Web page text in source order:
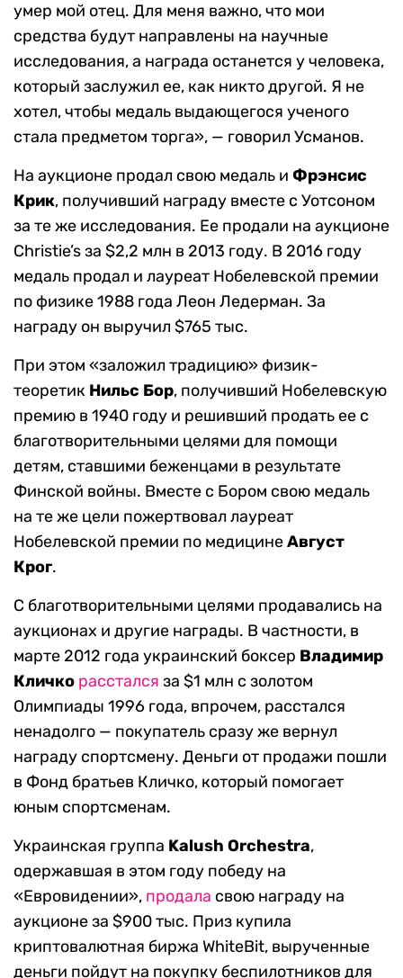
умер мой отец. Для меня важно, что мои
средства будут направлены на научные
исследования, а награда останется у человека,
который заслужил ее, как никто другой. Я не
хотел, чтобы медаль выдающегося ученого
стала предметом торга», — говорил Усманов.
На аукционе продал свою медаль и Фрэнсис
Крик, получивший награду вместе с Уотсоном
за те же исследования. Ее продали на аукционе
Christie’sза $2,2 млн в 2013 году. В 2016 году
медаль продал и лауреат Нобелевской премии
по физике 1988 года Леон Ледерман. За
награду он выручил $765 тыс.
При этом «заложил традицию» физик-
теоретик Нильс Бор, получивший Нобелевскую
премию в 1940 году и решивший продать ее с
благотворительными целями для помощи
детям, ставшими беженцами в результате
Финской войны. Вместе с Бором свою медаль
на те же цели пожертвовал лауреат
Нобелевской премии по медицинеАвгуст
Крог.
С благотворительными целями продавались на
аукционах и другие награды. В частности, в
марте 2012 года украинский боксер Владимир
Кличко расстался за $1 млн с золотом
Олимпиады 1996 года, впрочем, расстался
ненадолго — покупатель сразу же вернул
награду спортсмену. Деньги от продажи пошли
в Фонд братьев Кличко, который помогает
юным спортсменам.
Украинская группа Kalush Orchestra,
одержавшая в этом году победу на
«Евровидении», продала свою награду на
аукционе за $900тыс. Приз купила
криптовалютная биржа WhiteBit, вырученные
деньги пойдут на покупку беспилотников для